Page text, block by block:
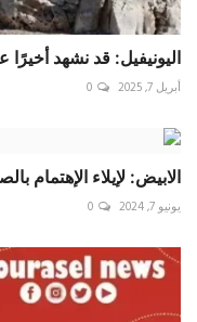
اليونيفيل: قد نشهد
أبريل 7, 2025 0
الابيض: لإيلاء الإهتمام
يونيو 7, 2024 0